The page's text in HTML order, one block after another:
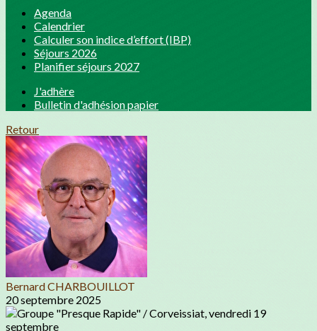
Agenda
Calendrier
Calculer son indice d’effort (IBP)
Séjours 2026
Planifier séjours 2027
J'adhère
Bulletin d'adhésion papier
Retour
Bernard CHARBOUILLOT
20 septembre 2025